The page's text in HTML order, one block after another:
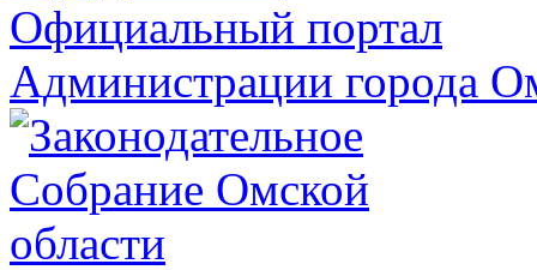
Официальный портал
Администрации города